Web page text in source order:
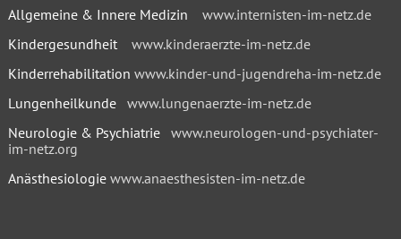
Allgemeine & Innere Medizin www.internisten-im-netz.de
Kindergesundheit www.kinderaerzte-im-netz.de
Kinderrehabilitation www.kinder-und-jugendreha-im-netz.de
Lungenheilkunde www.lungenaerzte-im-netz.de
Neurologie & Psychiatrie www.neurologen-und-psychiater-
im-netz.org
Anästhesiologie www.anaesthesisten-im-netz.de